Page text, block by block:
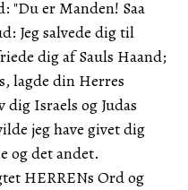
"Du er Manden! Saa
Jeg salvede dig til
dig af Sauls Haand;
lagde din Herres
Israels og Judas
jeg have givet dig
og det andet.
HERRENs Ord og